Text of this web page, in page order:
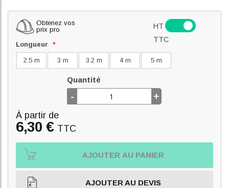
Obtenez vos
prix pro
HT
TTC
Longueur
2.5 m 3 m 3.2 m 4 m 5 m
Quantité
- +
À partir de
6,30 € TTC
AJOUTER AU PANIER
AJOUTER AU DEVIS